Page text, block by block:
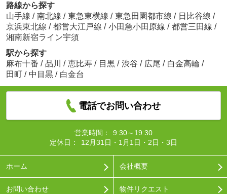
路線から探す
山手線 / 南北線 / 東急東横線 / 東急田園都市線 / 日比谷線 /
京浜東北線 / 都営大江戸線 / 小田急小田原線 / 都営三田線 /
湘南新宿ライン宇須
駅から探す
麻布十番 / 品川 / 恵比寿 / 目黒 / 渋谷 / 広尾 / 白金高輪 /
田町 / 中目黒 / 白金台
電話でお問い合わせ
営業時間：
9:30～19:30
定休日：
12月31日・1月1日・2日・3日
ホーム 会社概要
お問い合わせ 物件リクエスト